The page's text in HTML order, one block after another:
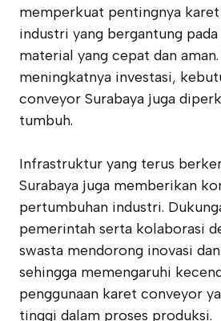
memperkuat pentingnya
industri yang bergantung
material yang cepat dan
meningkatnya investasi,
conveyor Surabaya juga
tumbuh.
Infrastruktur yang terus
Surabaya juga memberikan
pertumbuhan industri.
pemerintah serta kolaborasi
swasta mendorong inovasi
sehingga memengaruhi
penggunaan karet conveyor
tinggi dalam proses produksi.